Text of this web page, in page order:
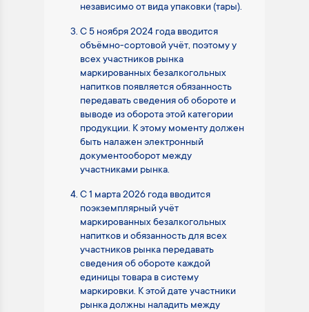
независимо от вида упаковки (тары).
С 5 ноября 2024 года вводится
объёмно-сортовой учёт, поэтому у
всех участников рынка
маркированных безалкогольных
напитков появляется обязанность
передавать сведения об обороте и
выводе из оборота этой категории
продукции. К этому моменту должен
быть налажен электронный
документооборот между
участниками рынка.
С 1 марта 2026 года вводится
поэкземплярный учёт
маркированных безалкогольных
напитков и обязанность для всех
участников рынка передавать
сведения об обороте каждой
единицы товара в систему
маркировки. К этой дате участники
рынка должны наладить между